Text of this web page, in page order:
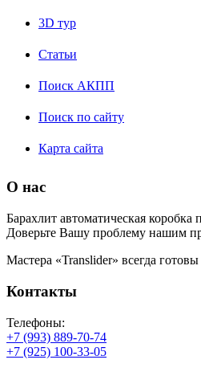
3D тур
Статьи
Поиск АКПП
Поиск по сайту
Карта сайта
О нас
Барахлит автоматическая
Доверьте Вашу проблему нашим
Мастера «Translider» всегда
Контакты
Телефоны:
+7 (993) 889-70-74
+7 (925) 100-33-05